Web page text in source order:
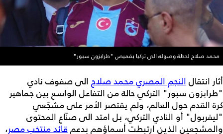
محمد صلاح لحظة وصوله الى تركيا بقميص "طرابزون سبور"
أثار انتقالالنجم المصري محمد صلاح الى صفوف نادي
"طرابزون سبور" التركي حالة من التفاعل الواسع بين جماهير
كرة القدم حول العالم، ولم يقتصر الأمر على مشجّعي
"ليفربول" أو النادي التركي، بل امتد الى صنّاع المحتوى
والمشجعين الذين ارتبطت أسماؤهم بدعمقائد منتخب مصر،